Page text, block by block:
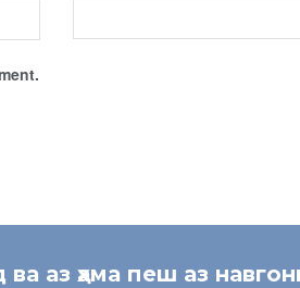
аз ҳама пеш аз